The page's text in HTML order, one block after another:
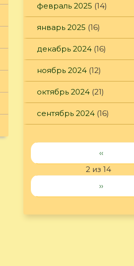
февраль 2025 (14)
январь 2025 (16)
декабрь 2024 (16)
ноябрь 2024 (12)
октябрь 2024 (21)
сентябрь 2024 (16)
‹‹
2 из 14
››